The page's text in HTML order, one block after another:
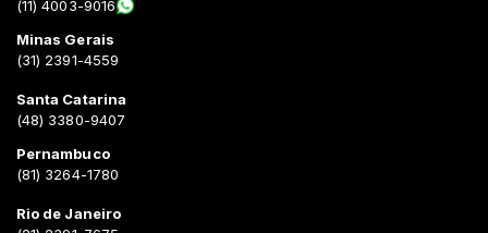
(11) 4003-9016
Minas Gerais
(31) 2391-4559
Santa Catarina
(48) 3380-9407
Pernambuco
(81) 3264-1780
Rio de Janeiro